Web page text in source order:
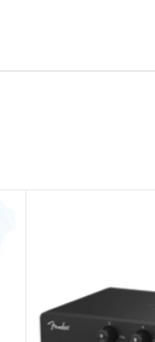
vượt
để sản xuất
nơi.